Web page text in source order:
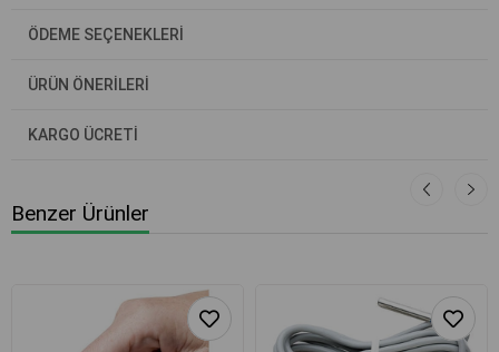
ÖDEME SEÇENEKLERI
ÜRÜN ÖNERILERI
KARGO ÜCRETİ
Benzer Ürünler